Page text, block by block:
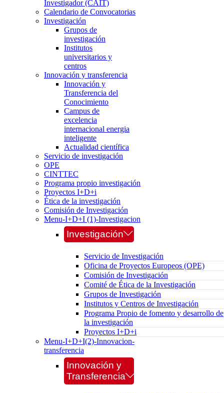
Investigador (CAIT)
Calendario de Convocatorias
Investigación
Grupos de
investigación
Institutos
universitarios y
centros
Innovación y transferencia
Innovación y
Transferencia del
Conocimiento
Campus de
excelencia
internacional energia
inteligente
Actualidad científica
Servicio de investigación
OPE
CINTTEC
Programa propio investigación
Proyectos I+D+i
Ética de la investigación
Comisión de Investigación
Menu-I+D+I (1)-Investigacion
Investigación
Servicio de Investigación
Oficina de Proyectos Europeos (OPE)
Comisión de Investigación
Comité de Ética de la Investigación
Grupos de Investigación
Institutos y Centros de Investigación
Programa Propio de fomento y desarrollo de
la investigación
Proyectos I+D+i
Menu-I+D+I(2)-Innovacion-
transferencia
Innovación y
Transferencia